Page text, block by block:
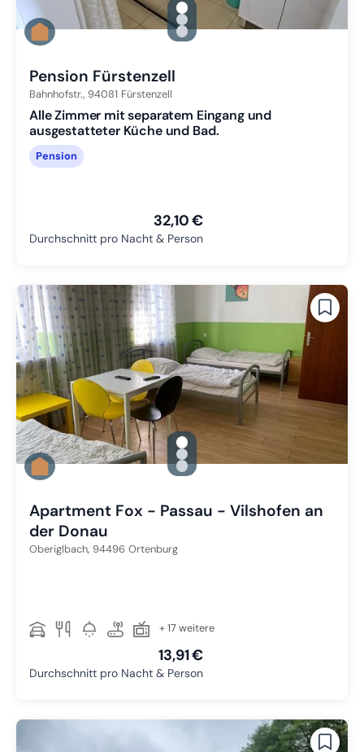
gallery.slide_selector
Zu Slide 1 wechseln
Zu Slide 2 wechseln
Zu Slide 3 wechseln
Pension Fürstenzell
Bahnhofstr., 94081 Fürstenzell
Alle Zimmer mit separatem Eingang und
ausgestatteter Küche und Bad.
Pension
32,10 €
Durchschnitt pro Nacht & Person
gallery.slide_selector
Zu Slide 1 wechseln
Zu Slide 2 wechseln
Zu Slide 3 wechseln
Apartment Fox - Passau - Vilshofen an
der Donau
Oberiglbach, 94496 Ortenburg
+ 17 weitere
13,91 €
Durchschnitt pro Nacht & Person